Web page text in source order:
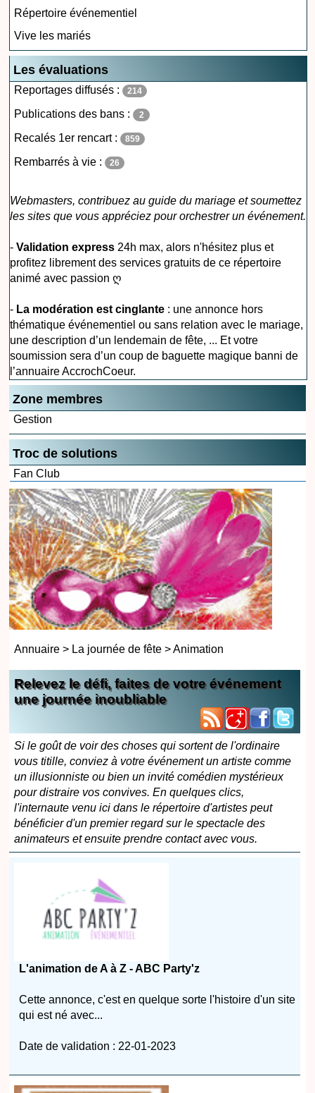
Répertoire événementiel
Vive les mariés
Les évaluations
Reportages diffusés : 214
Publications des bans : 2
Recalés 1er rencart : 859
Rembarrés à vie : 26
Webmasters, contribuez au guide du mariage et soumettez
les sites que vous appréciez pour orchestrer un événement.
-Validation express 24h max, alors n'hésitez plus et
profitez librement des services gratuits de ce répertoire
animé avec passion ღ
- La modération est cinglante : une annonce hors
thématique événementiel ou sans relation avec le mariage,
une description d’un lendemain de fête, ... Et votre
soumission sera d’un coup de baguette magique banni de
l’annuaire AccrochCoeur.
Zone membres
Gestion
Troc de solutions
Fan Club
Annuaire > La journée de fête>Animation
Relevez le défi, faites de votre événement
une journée inoubliable
Si le goût de voir des choses qui sortent de l'ordinaire
vous titille, conviez à votre événement un artiste comme
un illusionniste ou bien un invité comédien mystérieux
pour distraire vos convives. En quelques clics,
l'internaute venu ici dans le répertoire d'artistes peut
bénéficier d'un premier regard sur le spectacle des
animateurs et ensuite prendre contact avec vous.
L'animation de A à Z - ABC Party'z
Cette annonce, c'est en quelque sorte l'histoire d'un site
qui est né avec...
Date de validation : 22-01-2023